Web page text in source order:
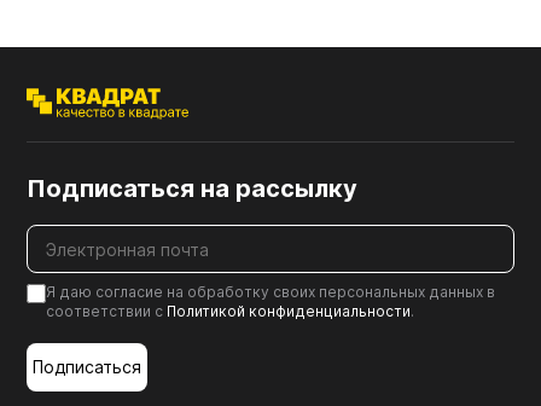
Подписаться на рассылку
Я даю согласие на обработку своих персональных данных в
соответствии с Политикой конфиденциальности.
Подписаться